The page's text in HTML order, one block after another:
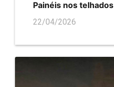
Painéis nos telhados
22/04/2026